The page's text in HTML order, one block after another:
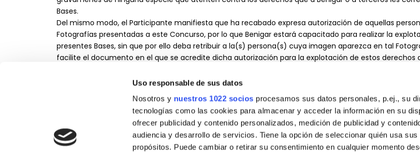
Uso responsable de sus datos
Nosotros y nuestros 1022 socios procesamos sus datos personales, p.ej., su
tecnologías como las cookies para almacenar y acceder la información en su
ofrecer publicidad y contenido personalizados, medición de publicidad y
audiencia y desarrollo de servicios. Tiene la opción de seleccionar quién usa
propósitos. Puede cambiar o retirar su consentimiento en cualquier momento
Bases.
Del mismo modo, el Participante manifiesta que ha recabado expresa autorización de aquellas
Fotografías presentadas a este Concurso, por lo que Benigar estará capacitado para realizar la
presentes Bases, sin que por ello deba retribuir a la(s) persona(s) cuya imagen aparezca en tal
facilite el documento en el que se acredite dicha autorización para la explotación de estos
explotar las Fotografías en Facebook y por email.
11. Aceptación de las bases.
La simple participación en esta PROMOCIÓN implica la aceptación de las presentes Bases, por lo
totalidad o parte de las mismas implicará la exclusión del participante y como consecuencia de ello,
obligación contraída con dicho participante.